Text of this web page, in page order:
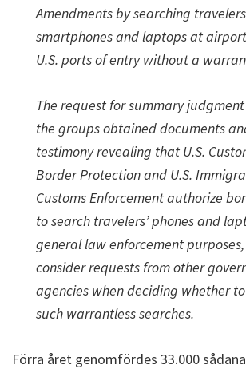
Amendments by searching
smartphones and laptops at
U.S. ports of entry without a
The request for summary
the groups obtained documents
testimony revealing that U.S.
Border Protection and U.S.
Customs Enforcement authorize
to search travelers’ phones and
general law enforcement
consider requests from other
agencies when deciding whether
such warrantless searches.
Förra året genomfördes 33.000